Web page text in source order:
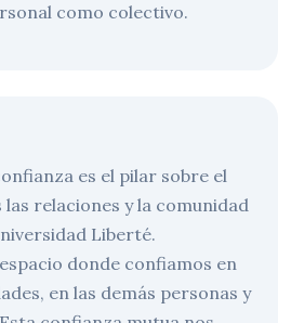
como colectivo.
es el pilar sobre el
relaciones y la comunidad
Liberté.
donde confiamos en
en las demás personas y